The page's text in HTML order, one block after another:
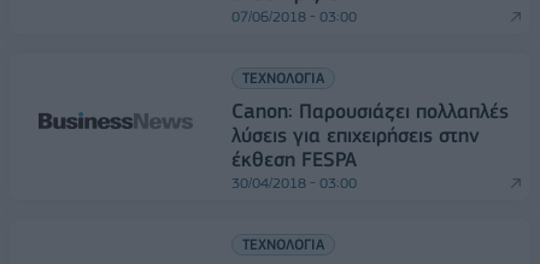
07/06/2018 - 03:00
ΤΕΧΝΟΛΟΓΙΑ
Canon: Παρουσιάζει πολλαπλές
λύσεις για επιχειρήσεις στην
έκθεση FESPA
30/04/2018 - 03:00
ΤΕΧΝΟΛΟΓΙΑ